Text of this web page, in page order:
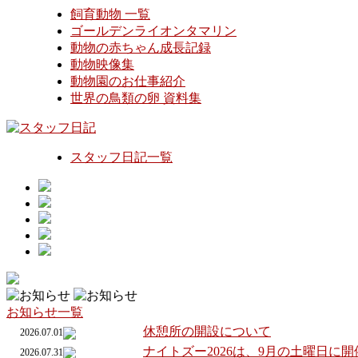
飼育動物 一覧
ゴールデンライオンタマリン
動物の赤ちゃん成長記録
動物映像集
動物園のお仕事紹介
世界の鳥類の卵 資料集
スタッフ日記一覧
お知らせ一覧
2026.07.01 休憩所の開設について
2026.07.31 ナイトズー2026は、9月の土曜日に開